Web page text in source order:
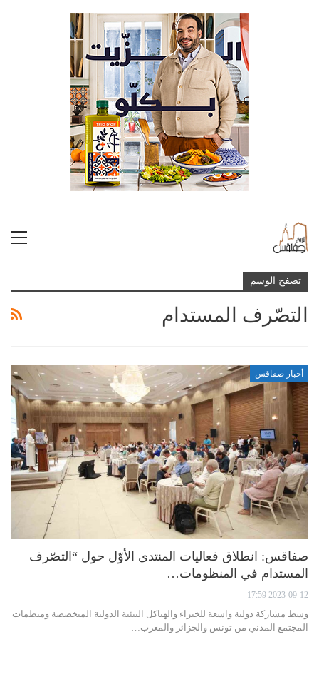
تصفح الوسم
التصّرف المستدام
أخبار صفاقس
صفاقس: انطلاق فعاليات المنتدى الأوّل حول “التصّرف
المستدام في المنظومات…
2023-09-12 17:59
وسط مشاركة دولية واسعة للخبراء والهياكل البيئية الدولية المتخصصة ومنظمات
المجتمع المدني من تونس والجزائر والمغرب…